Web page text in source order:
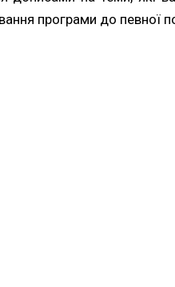
програми до певної